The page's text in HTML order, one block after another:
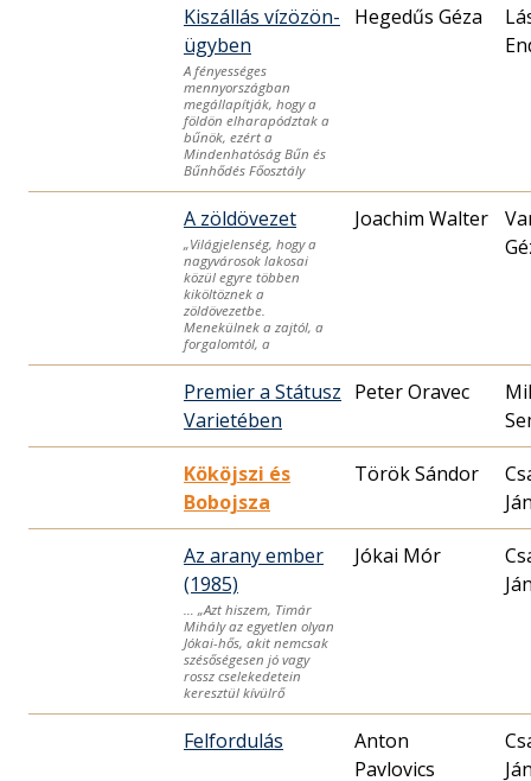
Kiszállás vízözön-
ügyben
A fényességes
mennyországban
megállapítják, hogy a
földön elharapództak a
bűnök, ezért a
Mindenhatóság Bűn és
Bűnhődés Főosztály
Hegedűs Géza
A zöldövezet
„Világjelenség, hogy a
nagyvárosok lakosai
közül egyre többen
kiköltöznek a
zöldövezetbe.
Menekülnek a zajtól, a
forgalomtól, a
Joachim Walter
Premier a Státusz
Varietében
Peter Oravec
Kököjszi és
Bobojsza
Török Sándor
Az arany ember
(1985)
… „Azt hiszem, Timár
Mihály az egyetlen olyan
Jókai-hős, akit nemcsak
szésőségesen jó vagy
rossz cselekedetein
keresztül kívülrő
Jókai Mór
Felfordulás
Anton
Pavlovics